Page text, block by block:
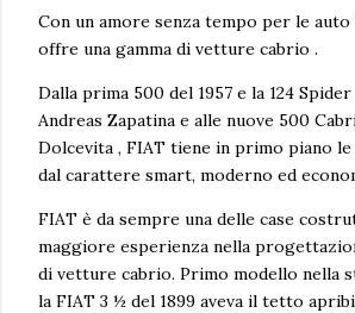
Con un amore senza tempo per le auto
offre una gamma di vetture cabrio .
Dalla prima 500 del 1957 e la 124
Andreas Zapatina e alle nuove 500
Dolcevita , FIAT tiene in primo piano
dal carattere smart, moderno ed
FIAT è da sempre una delle case
maggiore esperienza nella
di vetture cabrio. Primo modello nella
la FIAT 3 ½ del 1899 aveva il tetto